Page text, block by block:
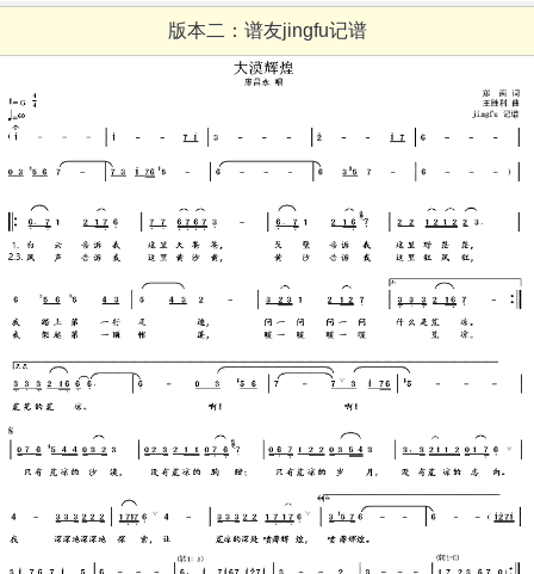
版本二：谱友jingfu记谱